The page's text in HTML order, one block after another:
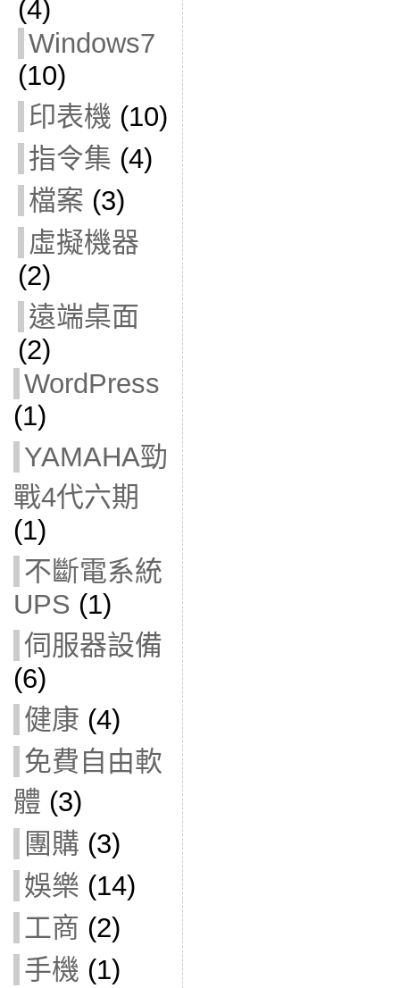
(4)
Windows7
(10)
印表機 (10)
指令集 (4)
檔案 (3)
虛擬機器
(2)
遠端桌面
(2)
WordPress
(1)
YAMAHA勁
戰4代六期
(1)
不斷電系統
UPS (1)
伺服器設備
(6)
健康 (4)
免費自由軟
體 (3)
團購 (3)
娛樂 (14)
工商 (2)
手機 (1)